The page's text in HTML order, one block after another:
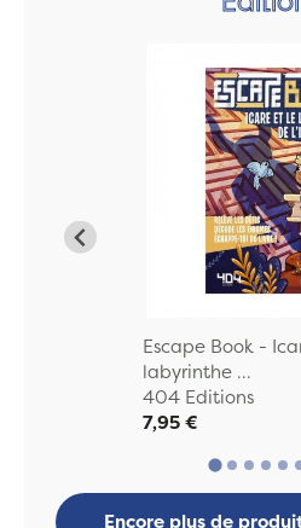
Escape Book -
labyrinthe ...
404 Editions
7,95 €
Encore plus de